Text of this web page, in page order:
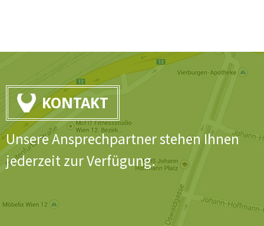
KONTAKT
Unsere Ansprechpartner stehen Ihnen
jederzeit zur Verfügung.